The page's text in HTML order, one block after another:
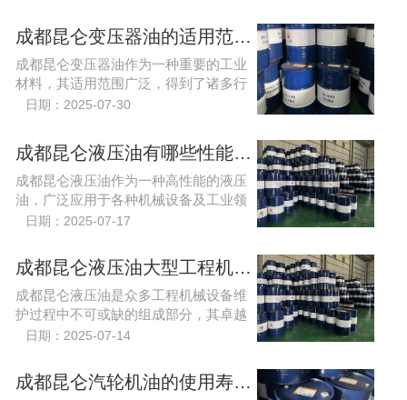
使用寿命。
成都昆仑变压器油的适用范围广吗？
成都昆仑变压器油作为一种重要的工业
材料，其适用范围广泛，得到了诸多行
业的青睐。
日期：2025-07-30
成都昆仑液压油有哪些性能特点？
成都昆仑液压油作为一种高性能的液压
油，广泛应用于各种机械设备及工业领
域。其独特的性能特点，使其成为众多
油具有优异的抗磨损性，
日期：2025-07-17
成都昆仑液压油大型工程机械设备保养润滑油？
成都昆仑液压油​是众多工程机械设备维
护过程中不可或缺的组成部分，其卓越
的润滑性能为各类机械提供了可靠的保
工作环境下，昆仑液压油...
日期：2025-07-14
成都昆仑汽轮机油的使用寿命多久？